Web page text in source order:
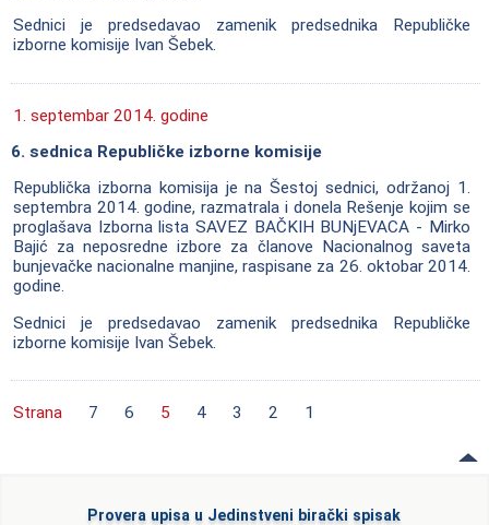
Sednici je predsedavao zamenik predsednika Republičke
izborne komisije Ivan Šebek.
1. septembar 2014. godine
6. sednica Republičke izborne komisije
Republička izborna komisija je na Šestoj sednici, održanoj 1.
septembra 2014. godine, razmatrala i donela Rešenje kojim se
proglašava Izborna lista SAVEZ BAČKIH BUNjEVACA - Mirko
Bajić za neposredne izbore za članove Nacionalnog saveta
bunjevačke nacionalne manjine, raspisane za 26. oktobar 2014.
godine.
Sednici je predsedavao zamenik predsednika Republičke
izborne komisije Ivan Šebek.
Strana 7 6 5 4 3 2 1
Provera upisa u Jedinstveni birački spisak